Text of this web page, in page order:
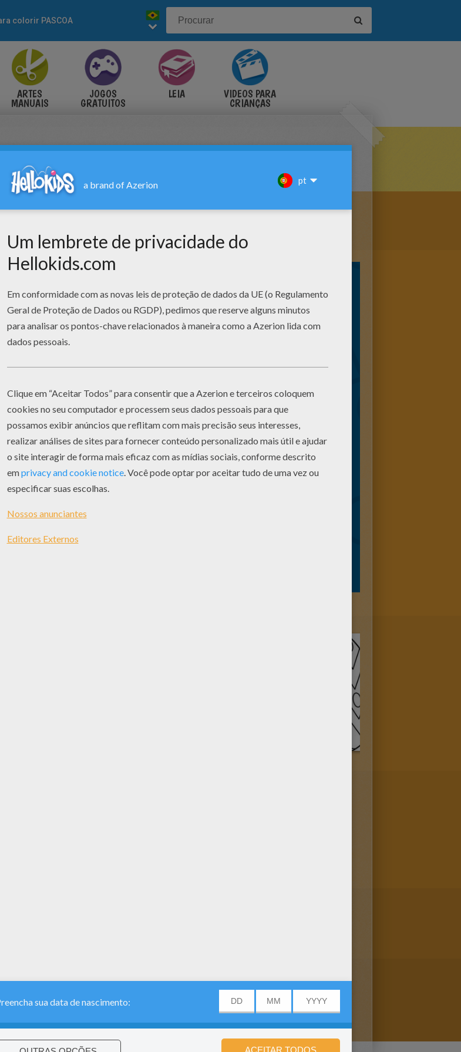
colorir PASCOA
ARTES
MANUAIS
JOGOS
GRATUITOS
LEIA VÍDEOS PARA
CRIANÇAS
os seus amigos. Há muitas maneiras diferentes de colorir. Divirta-se!
este Ovo decorado são de graça. Divirta-se com o maravilhoso